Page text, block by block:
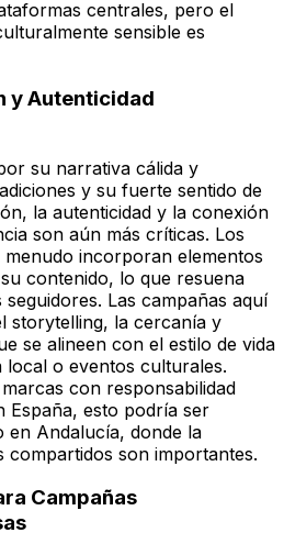
centrales, pero el
sensible es
y Autenticidad
su narrativa cálida y
y su fuerte sentido de
la autenticidad y la conexión
son aún más críticas. Los
incorporan elementos
contenido, lo que resuena
Las campañas aquí
storytelling, la cercanía y
se alineen con el estilo de vida
o eventos culturales.
con responsabilidad
España, esto podría ser
en Andalucía, donde la
compartidos son importantes.
Campañas